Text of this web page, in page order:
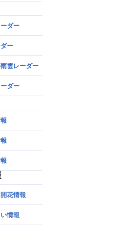
ダー
ー
雲レーダー
ダー
花情報
情報